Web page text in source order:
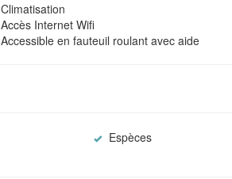
Climatisation
Accès Internet Wifi
Accessible en fauteuil roulant avec aide
Espèces